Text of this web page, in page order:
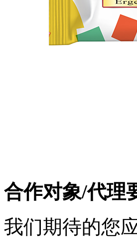
合作对象/代理
我们期待的您